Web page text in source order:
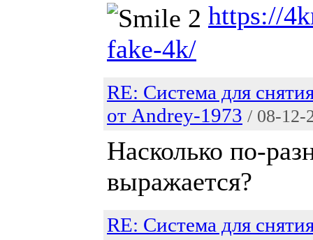
https://
fake-4k/
RE: Система для
от Andrey-1973 / 08-12-
Насколько по-
выражается?
RE: Система для